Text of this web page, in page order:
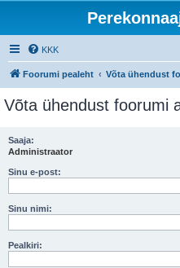
KKK
Foorumi pealeht Võta ühendust
Võta ühendust foorumi
Saaja:
Administraator
Sinu e-post:
Sinu nimi:
Pealkiri: